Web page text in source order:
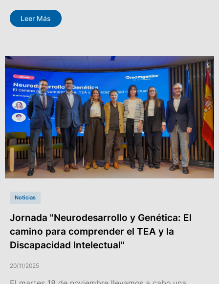
Leer Más
Noticias
Jornada "Neurodesarrollo y Genética: El
camino para comprender el TEA y la
Discapacidad Intelectual"
20/11/2025